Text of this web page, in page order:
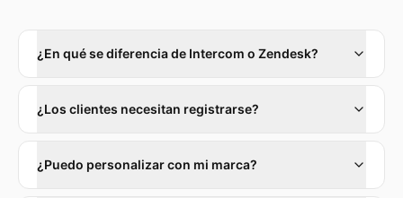
¿En qué se diferencia de Intercom o Zendesk?
¿Los clientes necesitan registrarse?
¿Puedo personalizar con mi marca?